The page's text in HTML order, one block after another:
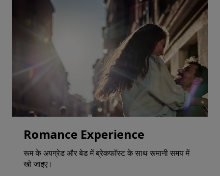
Romance Experience
रूम के अपग्रेड और बेड में ब्रेकफॉस्ट के साथ रूमानी समय में
खो जाइए।